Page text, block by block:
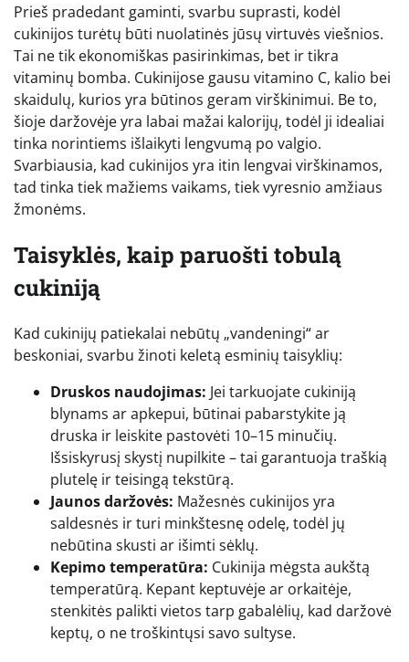
Prieš pradedant gaminti, svarbu suprasti, kodėl
cukinijos turėtų būti nuolatinės jūsų virtuvės viešnios.
Tai ne tik ekonomiškas pasirinkimas, bet ir tikra
vitaminų bomba. Cukinijose gausu vitamino C, kalio bei
skaidulų, kurios yra būtinos geram virškinimui. Be to,
šioje daržovėje yra labai mažai kalorijų, todėl ji idealiai
tinka norintiems išlaikyti lengvumą po valgio.
Svarbiausia, kad cukinijos yra itin lengvai virškinamos,
tad tinka tiek mažiems vaikams, tiek vyresnio amžiaus
žmonėms.
Taisyklės, kaip paruošti tobulą
cukiniją
Kad cukinijų patiekalai nebūtų „vandeningi“ ar
beskoniai, svarbu žinoti keletą esminių taisyklių:
Druskos naudojimas: Jei tarkuojate cukiniją
blynams ar apkepui, būtinai pabarstykite ją
druska ir leiskite pastovėti 10–15 minučių.
Išsiskyrusį skystį nupilkite – tai garantuoja traškią
plutelę ir teisingą tekstūrą.
Jaunos daržovės: Mažesnės cukinijos yra
saldesnės ir turi minkštesnę odelę, todėl jų
nebūtina skusti ar išimti sėklų.
Kepimo temperatūra: Cukinija mėgsta aukštą
temperatūrą. Kepant keptuvėje ar orkaitėje,
stenkitės palikti vietos tarp gabalėlių, kad daržovė
keptų, o ne troškintųsi savo sultyse.